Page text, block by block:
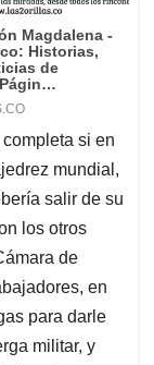
si en
mundial,
salir de su
los otros
de
en
para darle
militar, y